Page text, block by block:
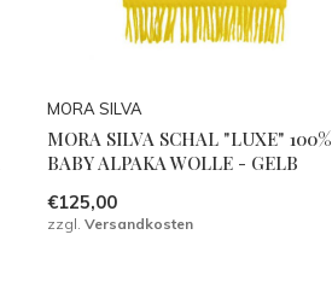
MORA SILVA
MORA SILVA SCHAL "LUXE" 100%
BABY ALPAKA WOLLE - GELB
€125,00
zzgl. Versandkosten